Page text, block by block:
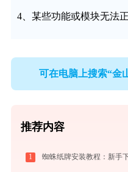
4、某些功能或模块无法
可在电脑上搜索“金
推荐内容
1 蜘蛛纸牌安装教程：新手